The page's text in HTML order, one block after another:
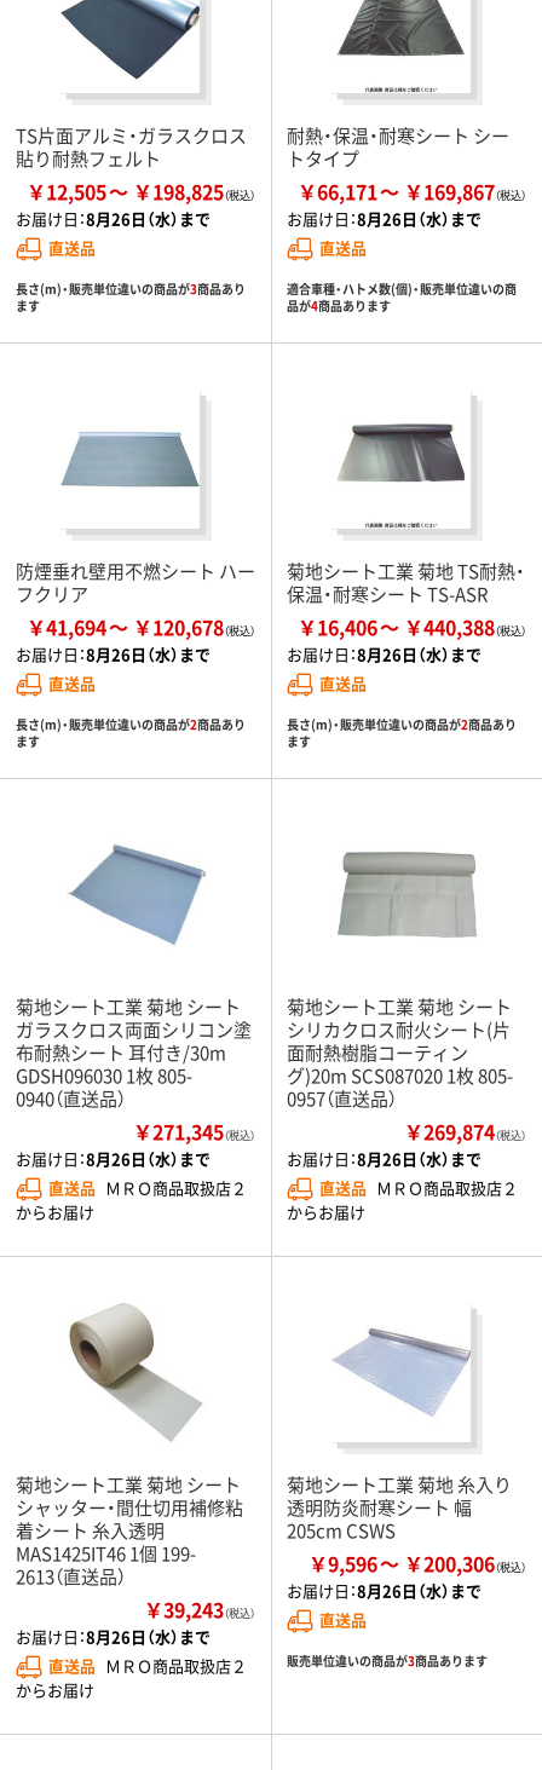
TS片面アルミ・ガラスクロス
貼り耐熱フェルト
￥12,505 ￥198,825
お届け日：8月26日（水）まで
直送品
長さ(m)・販売単位違いの商品が3商品あり
ます
耐熱・保温・耐寒シート シー
トタイプ
￥66,171 ￥169,867
お届け日：8月26日（水）まで
直送品
適合車種・ハトメ数(個)・販売単位違いの商
品が4商品あります
防煙垂れ壁用不燃シート ハー
フクリア
￥41,694 ￥120,678
お届け日：8月26日（水）まで
直送品
長さ(m)・販売単位違いの商品が2商品あり
ます
菊地シート工業 菊地 TS耐熱・
保温・耐寒シート TS-ASR
￥16,406 ￥440,388
お届け日：8月26日（水）まで
直送品
長さ(m)・販売単位違いの商品が2商品あり
ます
菊地シート工業 菊地 シート
ガラスクロス両面シリコン塗
布耐熱シート 耳付き/30m
GDSH096030 1枚 805-
0940（直送品）
￥271,345（税込）
お届け日：8月26日（水）まで
直送品 ＭＲＯ商品取扱店２
からお届け
菊地シート工業 菊地 シート
シリカクロス耐火シート(片
面耐熱樹脂コーティン
グ)20m SCS087020 1枚 805-
0957（直送品）
￥269,874（税込）
お届け日：8月26日（水）まで
直送品 ＭＲＯ商品取扱店２
からお届け
菊地シート工業 菊地 シート
シャッター・間仕切用補修粘
着シート 糸入透明
MAS1425IT46 1個 199-
2613（直送品）
￥39,243（税込）
お届け日：8月26日（水）まで
直送品 ＭＲＯ商品取扱店２
からお届け
菊地シート工業 菊地 糸入り
透明防炎耐寒シート 幅
205cm CSWS
￥9,596 ￥200,306
お届け日：8月26日（水）まで
直送品
販売単位違いの商品が3商品あります